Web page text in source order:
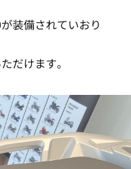
装備されていおり
だけます。